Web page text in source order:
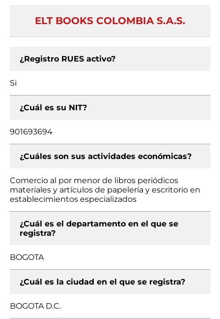
ELT BOOKS COLOMBIA S.A.S.
¿Registro RUES activo?
Si
¿Cuál es su NIT?
901693694
¿Cuáles son sus actividades económicas?
Comercio al por menor de libros periódicos
materiales y artículos de papelería y escritorio en
establecimientos especializados
¿Cuál es el departamento en el que se
registra?
BOGOTA
¿Cuál es la ciudad en el que se registra?
BOGOTA D.C.